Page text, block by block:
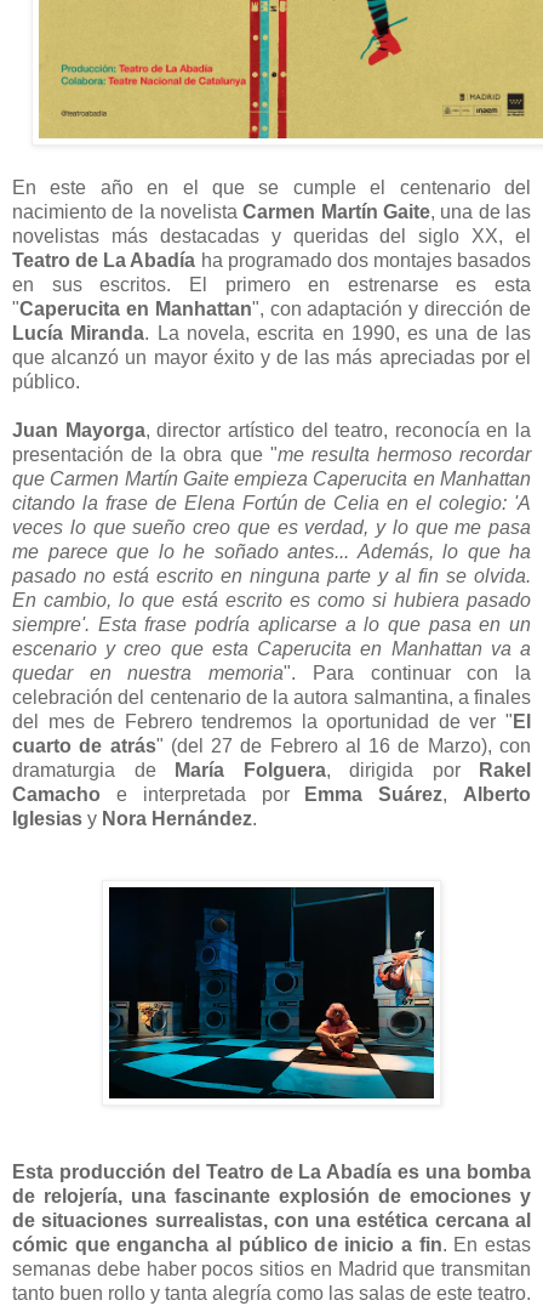
En este año en el que se cumple el centenario del
nacimiento de la novelistaCarmen Martín Gaite, una de las
novelistas más destacadas y queridas del siglo XX, el
Teatro de La Abadía ha programado dos montajes basados
en sus escritos. El primero en estrenarse es esta
"Caperucita en Manhattan", con adaptación y dirección de
Lucía Miranda. La novela, escrita en 1990, es una de las
que alcanzó un mayor éxito y de las más apreciadas por el
público.
Juan Mayorga, director artístico del teatro, reconocía en la
presentación de la obra que "me resulta hermoso recordar
que Carmen Martín Gaite empieza Caperucita en Manhattan
citando la frase de Elena Fortún de Celia en el colegio: 'A
veces lo que sueño creo que es verdad, y lo que me pasa
me parece que lo he soñado antes... Además, lo que ha
pasado no está escrito en ninguna parte y al fin se olvida.
En cambio, lo que está escrito es como si hubiera pasado
siempre'. Esta frase podría aplicarse a lo que pasa en un
escenario y creo que esta Caperucita en Manhattan va a
quedar en nuestra memoria". Para continuar con la
celebración del centenario de la autora salmantina, a finales
del mes de Febrero tendremos la oportunidad de ver " El
cuarto de atrás" (del 27 de Febrero al 16 de Marzo), con
dramaturgia de
María Folguera, dirigida por
Rakel
Camacho e interpretada por Emma Suárez, Alberto
Iglesias y Nora Hernández.
Esta producción del Teatro de La Abadía es una bomba
de relojería, una fascinante explosión de emociones y
de situaciones surrealistas, con una estética cercana al
cómic que engancha al público de inicio a fin. En estas
semanas debe haber pocos sitios en Madrid que transmitan
tanto buen rollo y tanta alegría como las salas de este teatro.